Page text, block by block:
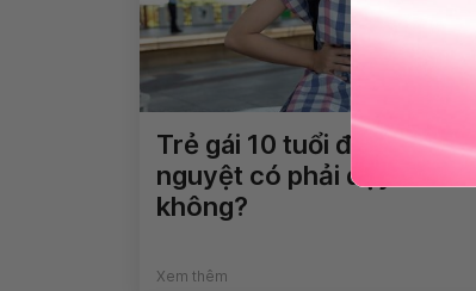
Trẻ gái 10 tuổi đã có kinh
nguyệt có phải dậy thì sớm
không?
Xem thêm